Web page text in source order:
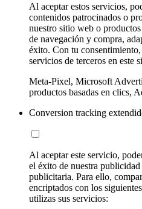
Al aceptar estos servicios,
contenidos patrocinados o
nuestro sitio web o
de navegación y compra,
éxito. Con tu
servicios de terceros en este
Meta-Pixel, Microsoft
productos basadas en clics,
Conversion tracking
Al aceptar este servicio,
el éxito de nuestra
publicitaria. Para ello,
encriptados con los
utilizas sus servicios: